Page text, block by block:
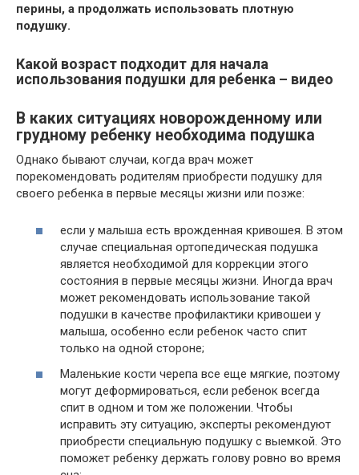
перины, а продолжать использовать плотную
подушку.
Какой возраст подходит для начала
использования подушки для ребенка – видео
В каких ситуациях новорожденному или
грудному ребенку необходима подушка
Однако бывают случаи, когда врач может
порекомендовать родителям приобрести подушку для
своего ребенка в первые месяцы жизни или позже:
если у малыша есть врожденная кривошея. В этом
случае специальная ортопедическая подушка
является необходимой для коррекции этого
состояния в первые месяцы жизни. Иногда врач
может рекомендовать использование такой
подушки в качестве профилактики кривошеи у
малыша, особенно если ребенок часто спит
только на одной стороне;
Маленькие кости черепа все еще мягкие, поэтому
могут деформироваться, если ребенок всегда
спит в одном и том же положении. Чтобы
исправить эту ситуацию, эксперты рекомендуют
приобрести специальную подушку с выемкой. Это
поможет ребенку держать голову ровно во время